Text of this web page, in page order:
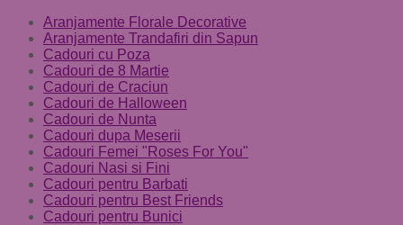
Aranjamente Florale Decorative
Aranjamente Trandafiri din Sapun
Cadouri cu Poza
Cadouri de 8 Martie
Cadouri de Craciun
Cadouri de Halloween
Cadouri de Nunta
Cadouri dupa Meserii
Cadouri Femei "Roses For You"
Cadouri Nasi si Fini
Cadouri pentru Barbati
Cadouri pentru Best Friends
Cadouri pentru Bunici